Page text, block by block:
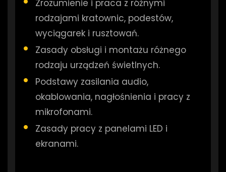
Zrozumienie i praca z różnymi
rodzajami kratownic, podestów,
wyciągarek i rusztowań.
Zasady obsługi i montażu różnego
rodzaju urządzeń świetlnych.
Podstawy zasilania audio,
okablowania, nagłośnienia i pracy z
mikrofonami.
Zasady pracy z panelami LED i
ekranami.